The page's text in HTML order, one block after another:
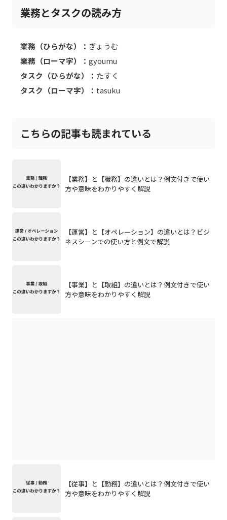
業務とタスクの読み方
業務（ひらがな）： ぎょうむ
業務（ローマ字）： gyoumu
タスク（ひらがな）： たすく
タスク（ローマ字）： tasuku
こちらの記事も読まれている
【業務】と【職務】の違いとは？例文付きで使い
方や意味をわかりやすく解説
【運営】と【オペレーション】の違いとは？ビジ
ネスシーンでの使い方と例文で解説
【事業】と【取組】の違いとは？例文付きで使い
方や意味をわかりやすく解説
【従事】と【勤務】の違いとは？例文付きで使い
方や意味をわかりやすく解説